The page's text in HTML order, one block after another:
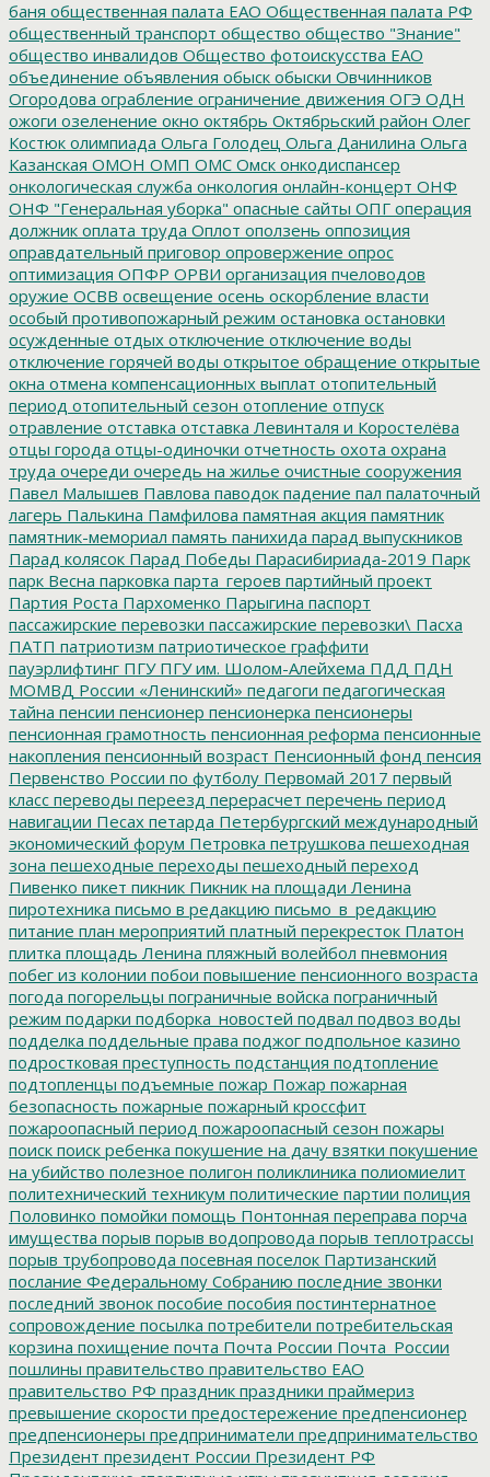
баня общественная палата ЕАО Общественная палата РФ
общественный транспорт общество общество "Знание"
общество инвалидов Общество фотоискусства ЕАО
объединение объявления обыск обыски Овчинников
Огородова ограбление ограничение движения ОГЭ ОДН
ожоги озеленение окно октябрь Октябрьский район Олег
Костюк олимпиада Ольга Голодец Ольга Данилина Ольга
Казанская ОМОН ОМП ОМС Омск онкодиспансер
онкологическая служба онкология онлайн-концерт ОНФ
ОНФ "Генеральная уборка" опасные сайты ОПГ операция
должник оплата труда Оплот оползень оппозиция
оправдательный приговор опровержение опрос
оптимизация ОПФР ОРВИ организация пчеловодов
оружие ОСВВ освещение осень оскорбление власти
особый противопожарный режим остановка остановки
осужденные отдых отключение отключение воды
отключение горячей воды открытое обращение открытые
окна отмена компенсационных выплат отопительный
период отопительный сезон отопление отпуск
отравление отставка отставка Левинталя и Коростелёва
отцы города отцы-одиночки отчетность охота охрана
труда очереди очередь на жилье очистные сооружения
Павел Малышев Павлова паводок падение пал палаточный
лагерь Палькина Памфилова памятная акция памятник
памятник-мемориал память панихида парад выпускников
Парад колясок Парад Победы Парасибириада-2019 Парк
парк Весна парковка парта_героев партийный проект
Партия Роста Пархоменко Парыгина паспорт
пассажирские перевозки пассажирские перевозки\ Пасха
ПАТП патриотизм патриотическое граффити
пауэрлифтинг ПГУПГУ им. Шолом-Алейхема ПДД ПДН
МОМВД России «Ленинский» педагоги педагогическая
тайна пенсии пенсионер пенсионерка пенсионеры
пенсионная грамотность пенсионная реформа пенсионные
накопления пенсионный возраст Пенсионный фонд пенсия
Первенство России по футболу Первомай 2017 первый
класс переводы переезд перерасчет перечень период
навигации Песах петарда Петербургский международный
экономический форум Петровка петрушкова пешеходная
зона пешеходные переходы пешеходный переход
Пивенко пикет пикник Пикник на площади Ленина
пиротехника письмо в редакцию письмо_в_редакцию
питание план мероприятий платный перекресток Платон
плитка площадь Ленина пляжный волейбол пневмония
побег из колонии побои повышение пенсионного возраста
погода погорельцы пограничные войска пограничный
режим подарки подборка_новостей подвал подвоз воды
подделка поддельные права поджог подпольное казино
подростковая преступность подстанция подтопление
подтопленцы подъемные пожар Пожар пожарная
безопасность пожарные пожарный кроссфит
пожароопасный период пожароопасный сезон пожары
поиск поиск ребенка покушение на дачу взятки покушение
на убийство полезное полигон поликлиника полиомиелит
политехнический техникум политические партии полиция
Половинко помойки помощь Понтонная переправа порча
имущества порыв порыв водопровода порыв теплотрассы
порыв трубопровода посевная поселок Партизанский
послание Федеральному Собранию последние звонки
последний звонок пособие пособия постинтернатное
сопровождение посылка потребители потребительская
корзина похищение почта Почта России Почта_России
пошлины правительство правительство ЕАО
правительство РФ праздник праздники праймериз
превышение скорости предостережение предпенсионер
предпенсионеры предприниматели предпринимательство
Президент президент России Президент РФ